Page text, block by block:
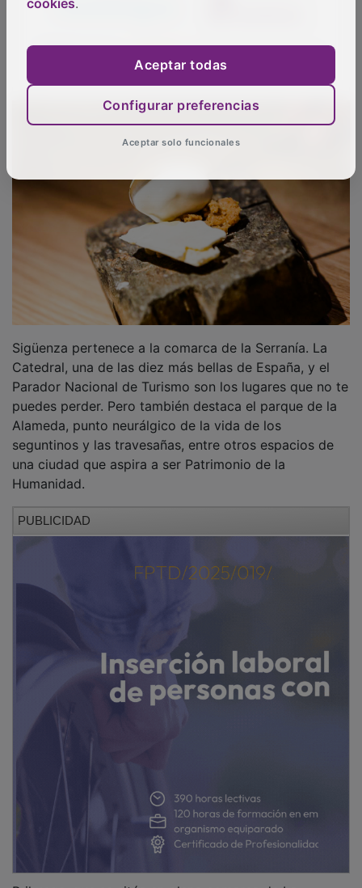
Sigüenza pertenece a la comarca de la Serranía. La
Catedral, una de las diez más bellas de España, y el
Parador Nacional de Turismo son los lugares que no te
puedes perder. Pero también destaca el parque de la
Alameda, punto neurálgico de la vida de los
seguntinos y las travesañas, entre otros espacios de
una ciudad que aspira a ser Patrimonio de la
cookies.
Aceptar todas
Configurar preferencias
Aceptar solo funcionales